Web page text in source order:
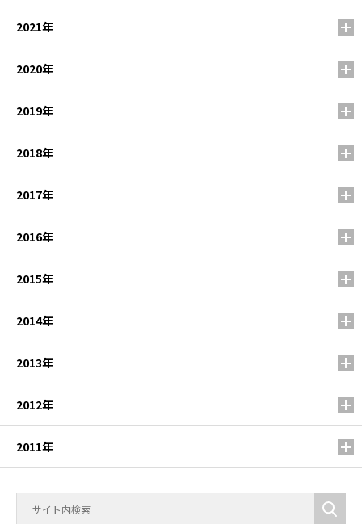
2021年
2020年
2019年
2018年
2017年
2016年
2015年
2014年
2013年
2012年
2011年